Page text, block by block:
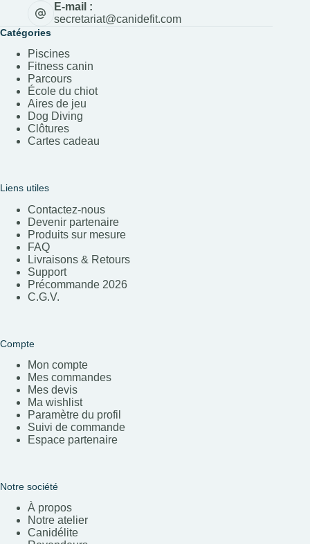
E-mail :
secretariat@canidefit.com
Catégories
Piscines
Fitness canin
Parcours
École du chiot
Aires de jeu
Dog Diving
Clôtures
Cartes cadeau
Liens utiles
Contactez-nous
Devenir partenaire
Produits sur mesure
FAQ
Livraisons & Retours
Support
Précommande 2026
C.G.V.
Compte
Mon compte
Mes commandes
Mes devis
Ma wishlist
Paramètre du profil
Suivi de commande
Espace partenaire
Notre société
À propos
Notre atelier
Canidélite